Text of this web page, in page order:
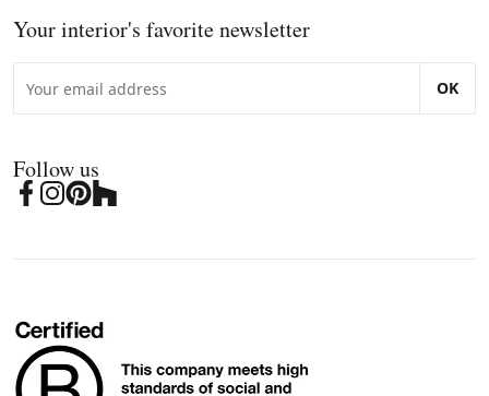
Your interior's favorite newsletter
OK
Follow us